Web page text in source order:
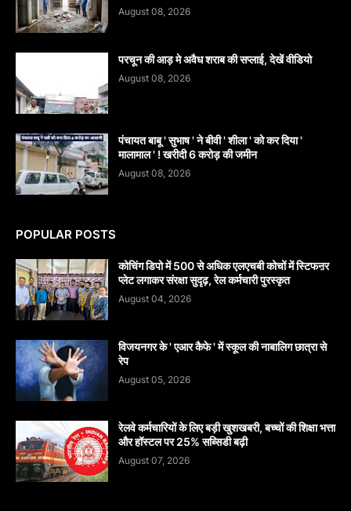
August 08, 2026
परचून की आड़ मे अवैध शराब की सप्लाई, देखें वीडियो
August 08, 2026
पंचायत बाबू ' सुभाष ' ने बीवी ' शीला ' को कर दिया '
मालामाल ' ! खरीदी 6 करोड़ की जमीन
August 08, 2026
POPULAR POSTS
कोचिंग डिपो में 500 से अधिक एलएचबी कोचों में स्टिफऩर
प्लेट लगाकर संरक्षा सुदृढ़, रेल कर्मचारी पुरस्कृत
August 04, 2026
विजयनगर के ' एआर कैफे ' में स्कूल की नाबालिग छात्रा से
रेप
August 05, 2026
रेलवे कर्मचारियों के लिए बड़ी खुशखबरी, बच्चों की शिक्षा भत्ता
और हॉस्टल पर 25% सब्सिडी बढ़ी
August 07, 2026